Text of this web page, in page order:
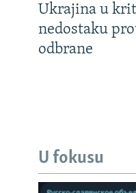
Ukrajina u
nedostaku
odbrane
U fokusu